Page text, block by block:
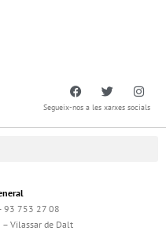
Segueix-nos a les xarxes socials
93 753 27 08
Vilassar de Dalt